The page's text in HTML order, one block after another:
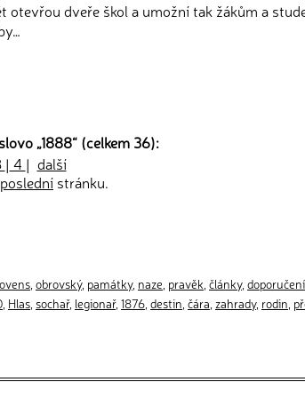
otevřou dveře škol a umožní tak žákům a
„1888“ (celkem 36):
| 4 | další
poslední stránku.
obrovský, památky, naze pravěk články, doporučení
Hlas sochař, legionař, 1876 destin čára zahrady, rodin